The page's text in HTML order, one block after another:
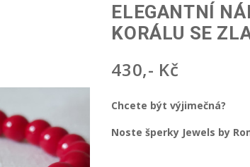
ELEGANTNÍ
KORÁLU SE
430,- Kč
Chcete být výjimečná?
Noste šperky Jewels by